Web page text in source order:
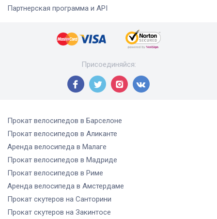
Партнерская программа и API
Присоединяйся:
Прокат велосипедов в Барселоне
Прокат велосипедов в Аликанте
Аренда велосипеда в Малаге
Прокат велосипедов в Мадриде
Прокат велосипедов в Риме
Аренда велосипеда в Амстердаме
Прокат скутеров на Санторини
Прокат скутеров на Закинтосе